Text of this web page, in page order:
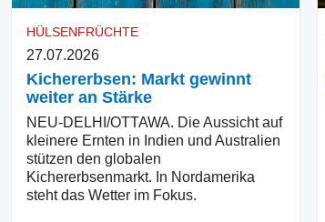
HÜLSENFRÜCHTE
27.07.2026
Kichererbsen: Markt gewinnt
weiter an Stärke
NEU-DELHI/OTTAWA. Die Aussicht auf
kleinere Ernten in Indien und Australien
stützen den globalen
Kichererbsenmarkt. In Nordamerika
steht das Wetter im Fokus.